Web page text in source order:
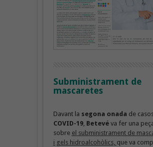
Subministrament de
mascaretes
Davant la segona onada de
COVID-19, Betevéva fer una
sobre el subministrament de
i gels hidroalcohòlics, que va